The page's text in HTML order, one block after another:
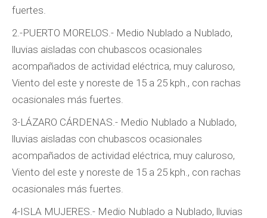
fuertes.
2.-PUERTO MORELOS.- Medio Nublado a Nublado,
lluvias aisladas con chubascos ocasionales
acompañados de actividad eléctrica, muy caluroso,
Viento del este y noreste de 15 a 25 kph., con rachas
ocasionales más fuertes.
3-LÁZARO CÁRDENAS.- Medio Nublado a Nublado,
lluvias aisladas con chubascos ocasionales
acompañados de actividad eléctrica, muy caluroso,
Viento del este y noreste de 15 a 25 kph., con rachas
ocasionales más fuertes.
4-ISLA MUJERES.- Medio Nublado a Nublado, lluvias